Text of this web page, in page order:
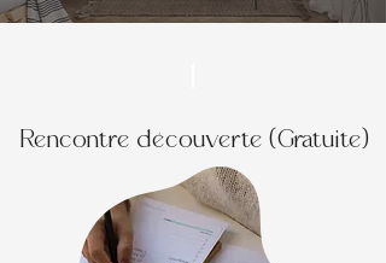
Rencontre découverte (Gratuite)